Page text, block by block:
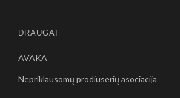
DRAUGAI
AVAKA
Nepriklausomų prodiuserių asociacija